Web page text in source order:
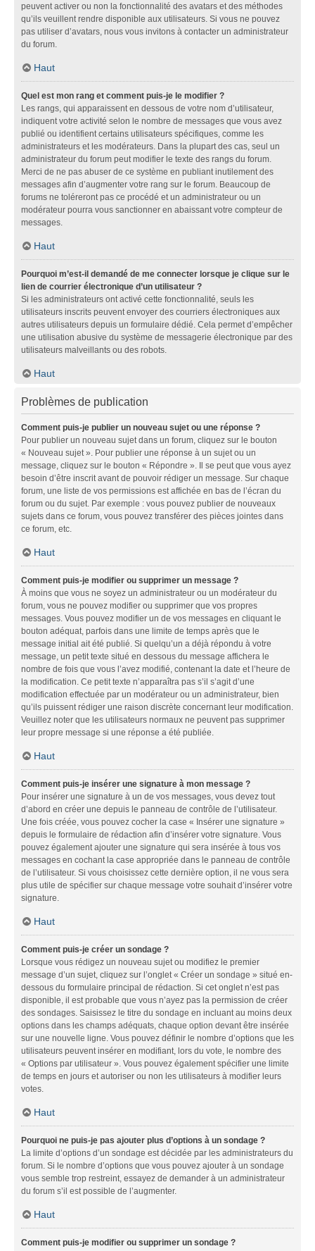
peuvent activer ou non la fonctionnalité des avatars et des méthodes
qu’ils veuillent rendre disponible aux utilisateurs. Si vous ne pouvez
pas utiliser d’avatars, nous vous invitons à contacter un administrateur
du forum.
Haut
Quel est mon rang et comment puis-je le modifier ?
Les rangs, qui apparaissent en dessous de votre nom d’utilisateur,
indiquent votre activité selon le nombre de messages que vous avez
publié ou identifient certains utilisateurs spécifiques, comme les
administrateurs et les modérateurs. Dans la plupart des cas, seul un
administrateur du forum peut modifier le texte des rangs du forum.
Merci de ne pas abuser de ce système en publiant inutilement des
messages afin d’augmenter votre rang sur le forum. Beaucoup de
forums ne toléreront pas ce procédé et un administrateur ou un
modérateur pourra vous sanctionner en abaissant votre compteur de
messages.
Haut
Pourquoi m’est-il demandé de me connecter lorsque je clique sur le
lien de courrier électronique d’un utilisateur ?
Si les administrateurs ont activé cette fonctionnalité, seuls les
utilisateurs inscrits peuvent envoyer des courriers électroniques aux
autres utilisateurs depuis un formulaire dédié. Cela permet d’empêcher
une utilisation abusive du système de messagerie électronique par des
utilisateurs malveillants ou des robots.
Haut
Problèmes de publication
Comment puis-je publier un nouveau sujet ou une réponse ?
Pour publier un nouveau sujet dans un forum, cliquez sur le bouton
« Nouveau sujet ». Pour publier une réponse à un sujet ou un
message, cliquez sur le bouton « Répondre ». Il se peut que vous ayez
besoin d’être inscrit avant de pouvoir rédiger un message. Sur chaque
forum, une liste de vos permissions est affichée en bas de l’écran du
forum ou du sujet. Par exemple : vous pouvez publier de nouveaux
sujets dans ce forum, vous pouvez transférer des pièces jointes dans
ce forum, etc.
Haut
Comment puis-je modifier ou supprimer un message ?
À moins que vous ne soyez un administrateur ou un modérateur du
forum, vous ne pouvez modifier ou supprimer que vos propres
messages. Vous pouvez modifier un de vos messages en cliquant le
bouton adéquat, parfois dans une limite de temps après que le
message initial ait été publié. Si quelqu’un a déjà répondu à votre
message, un petit texte situé en dessous du message affichera le
nombre de fois que vous l’avez modifié, contenant la date et l’heure de
la modification. Ce petit texte n’apparaîtra pas s’il s’agit d’une
modification effectuée par un modérateur ou un administrateur, bien
qu’ils puissent rédiger une raison discrète concernant leur modification.
Veuillez noter que les utilisateurs normaux ne peuvent pas supprimer
leur propre message si une réponse a été publiée.
Haut
Comment puis-je insérer une signature à mon message ?
Pour insérer une signature à un de vos messages, vous devez tout
d’abord en créer une depuis le panneau de contrôle de l’utilisateur.
Une fois créée, vous pouvez cocher la case « Insérer une signature »
depuis le formulaire de rédaction afin d’insérer votre signature. Vous
pouvez également ajouter une signature qui sera insérée à tous vos
messages en cochant la case appropriée dans le panneau de contrôle
de l’utilisateur. Si vous choisissez cette dernière option, il ne vous sera
plus utile de spécifier sur chaque message votre souhait d’insérer votre
signature.
Haut
Comment puis-je créer un sondage ?
Lorsque vous rédigez un nouveau sujet ou modifiez le premier
message d’un sujet, cliquez sur l’onglet « Créer un sondage » situé en-
dessous du formulaire principal de rédaction. Si cet onglet n’est pas
disponible, il est probable que vous n’ayez pas la permission de créer
des sondages. Saisissez le titre du sondage en incluant au moins deux
options dans les champs adéquats, chaque option devant être insérée
sur une nouvelle ligne. Vous pouvez définir le nombre d’options que les
utilisateurs peuvent insérer en modifiant, lors du vote, le nombre des
« Options par utilisateur ». Vous pouvez également spécifier une limite
de temps en jours et autoriser ou non les utilisateurs à modifier leurs
votes.
Haut
Pourquoi ne puis-je pas ajouter plus d’options à un sondage ?
La limite d’options d’un sondage est décidée par les administrateurs du
forum. Si le nombre d’options que vous pouvez ajouter à un sondage
vous semble trop restreint, essayez de demander à un administrateur
du forum s’il est possible de l’augmenter.
Haut
Comment puis-je modifier ou supprimer un sondage ?